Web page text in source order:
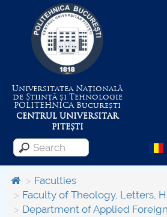
Universitatea Națională
de Știință și Tehnologie
POLITEHNICABucurești
CENTRUL UNIVERSITAR
PITEȘTI
Menu
About the University
Faculties
Faculty of Theology, Letters,
Department of Applied